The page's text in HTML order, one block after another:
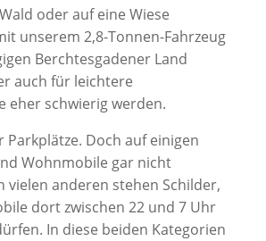
oder auf eine Wiese
unserem 2,8-Tonnen-Fahrzeug
Berchtesgadener Land
auch für leichtere
eher schwierig werden.
Parkplätze. Doch auf einigen
Wohnmobile gar nicht
vielen anderen stehen Schilder,
dort zwischen 22 und 7 Uhr
In diese beiden Kategorien